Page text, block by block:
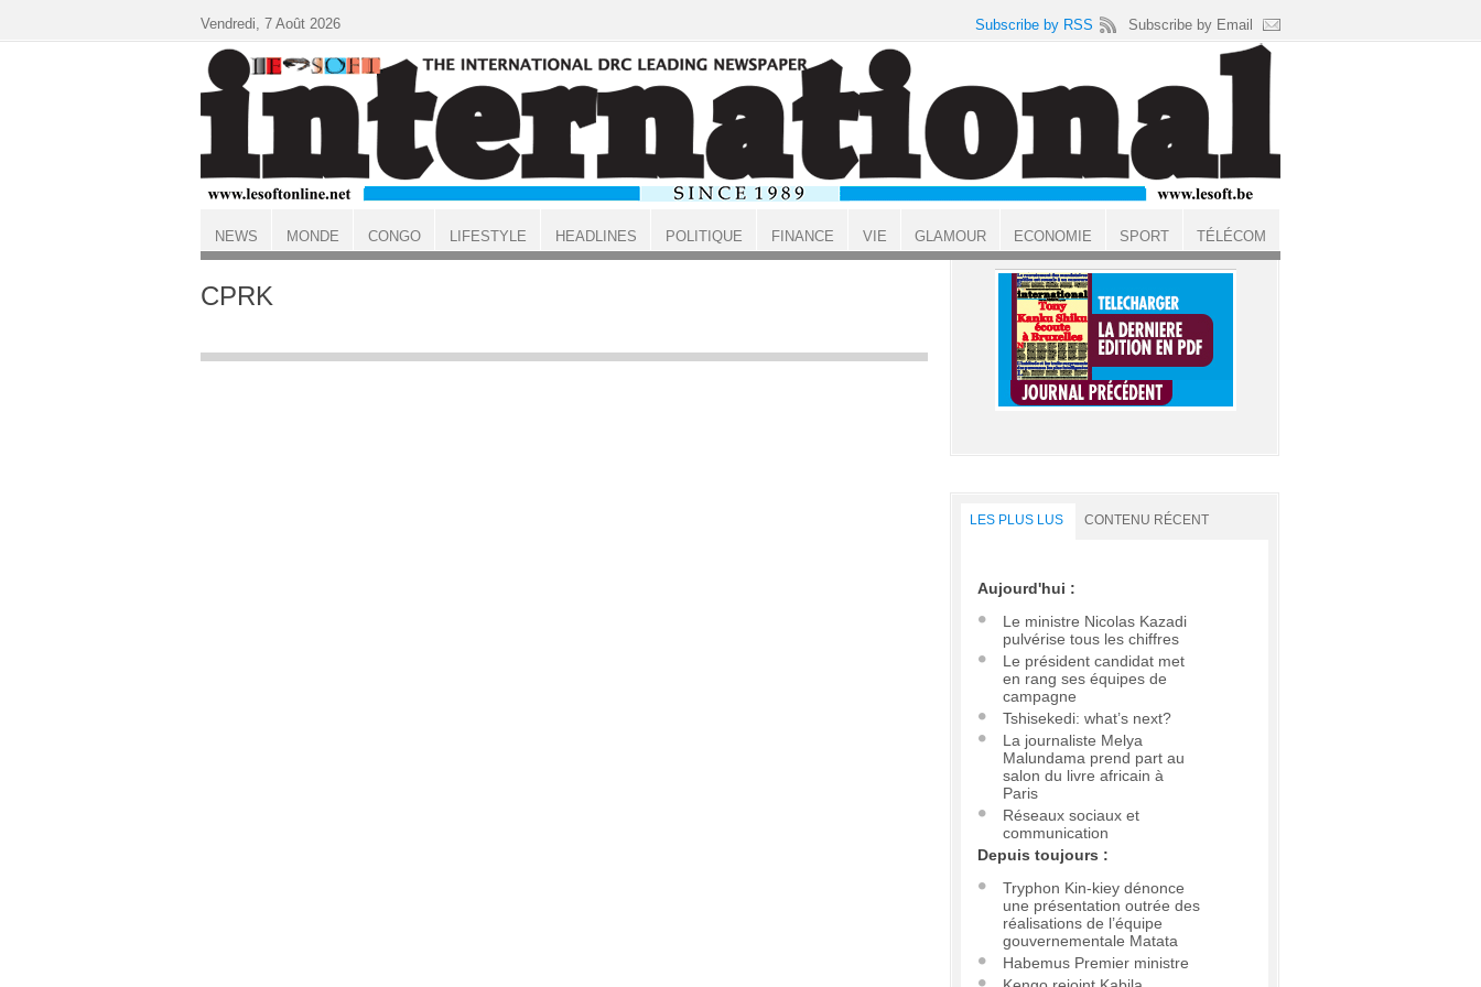
ACCUEIL
CPRK
LES PLUS LUS CONTENU RÉCENT
Aujourd'hui :
Le ministre Nicolas Kazadi
pulvérise tous les chiffres
Le président candidat met
en rang ses équipes de
campagne
Tshisekedi: what’s next?
La journaliste Melya
Malundama prend part au
salon du livre africain à
Paris
Réseaux sociaux et
communication
Depuis toujours :
Tryphon Kin-kiey dénonce
une présentation outrée des
réalisations de l’équipe
gouvernementale Matata
Habemus Premier ministre
Vendredi, 7 Août 2026 Subscribe by RSS Subscribe by Email
NEWS MONDE CONGO LIFESTYLE HEADLINES POLITIQUE FINANCE VIE GLAMOUR ECONOMIE SPORT TÉLÉCOM